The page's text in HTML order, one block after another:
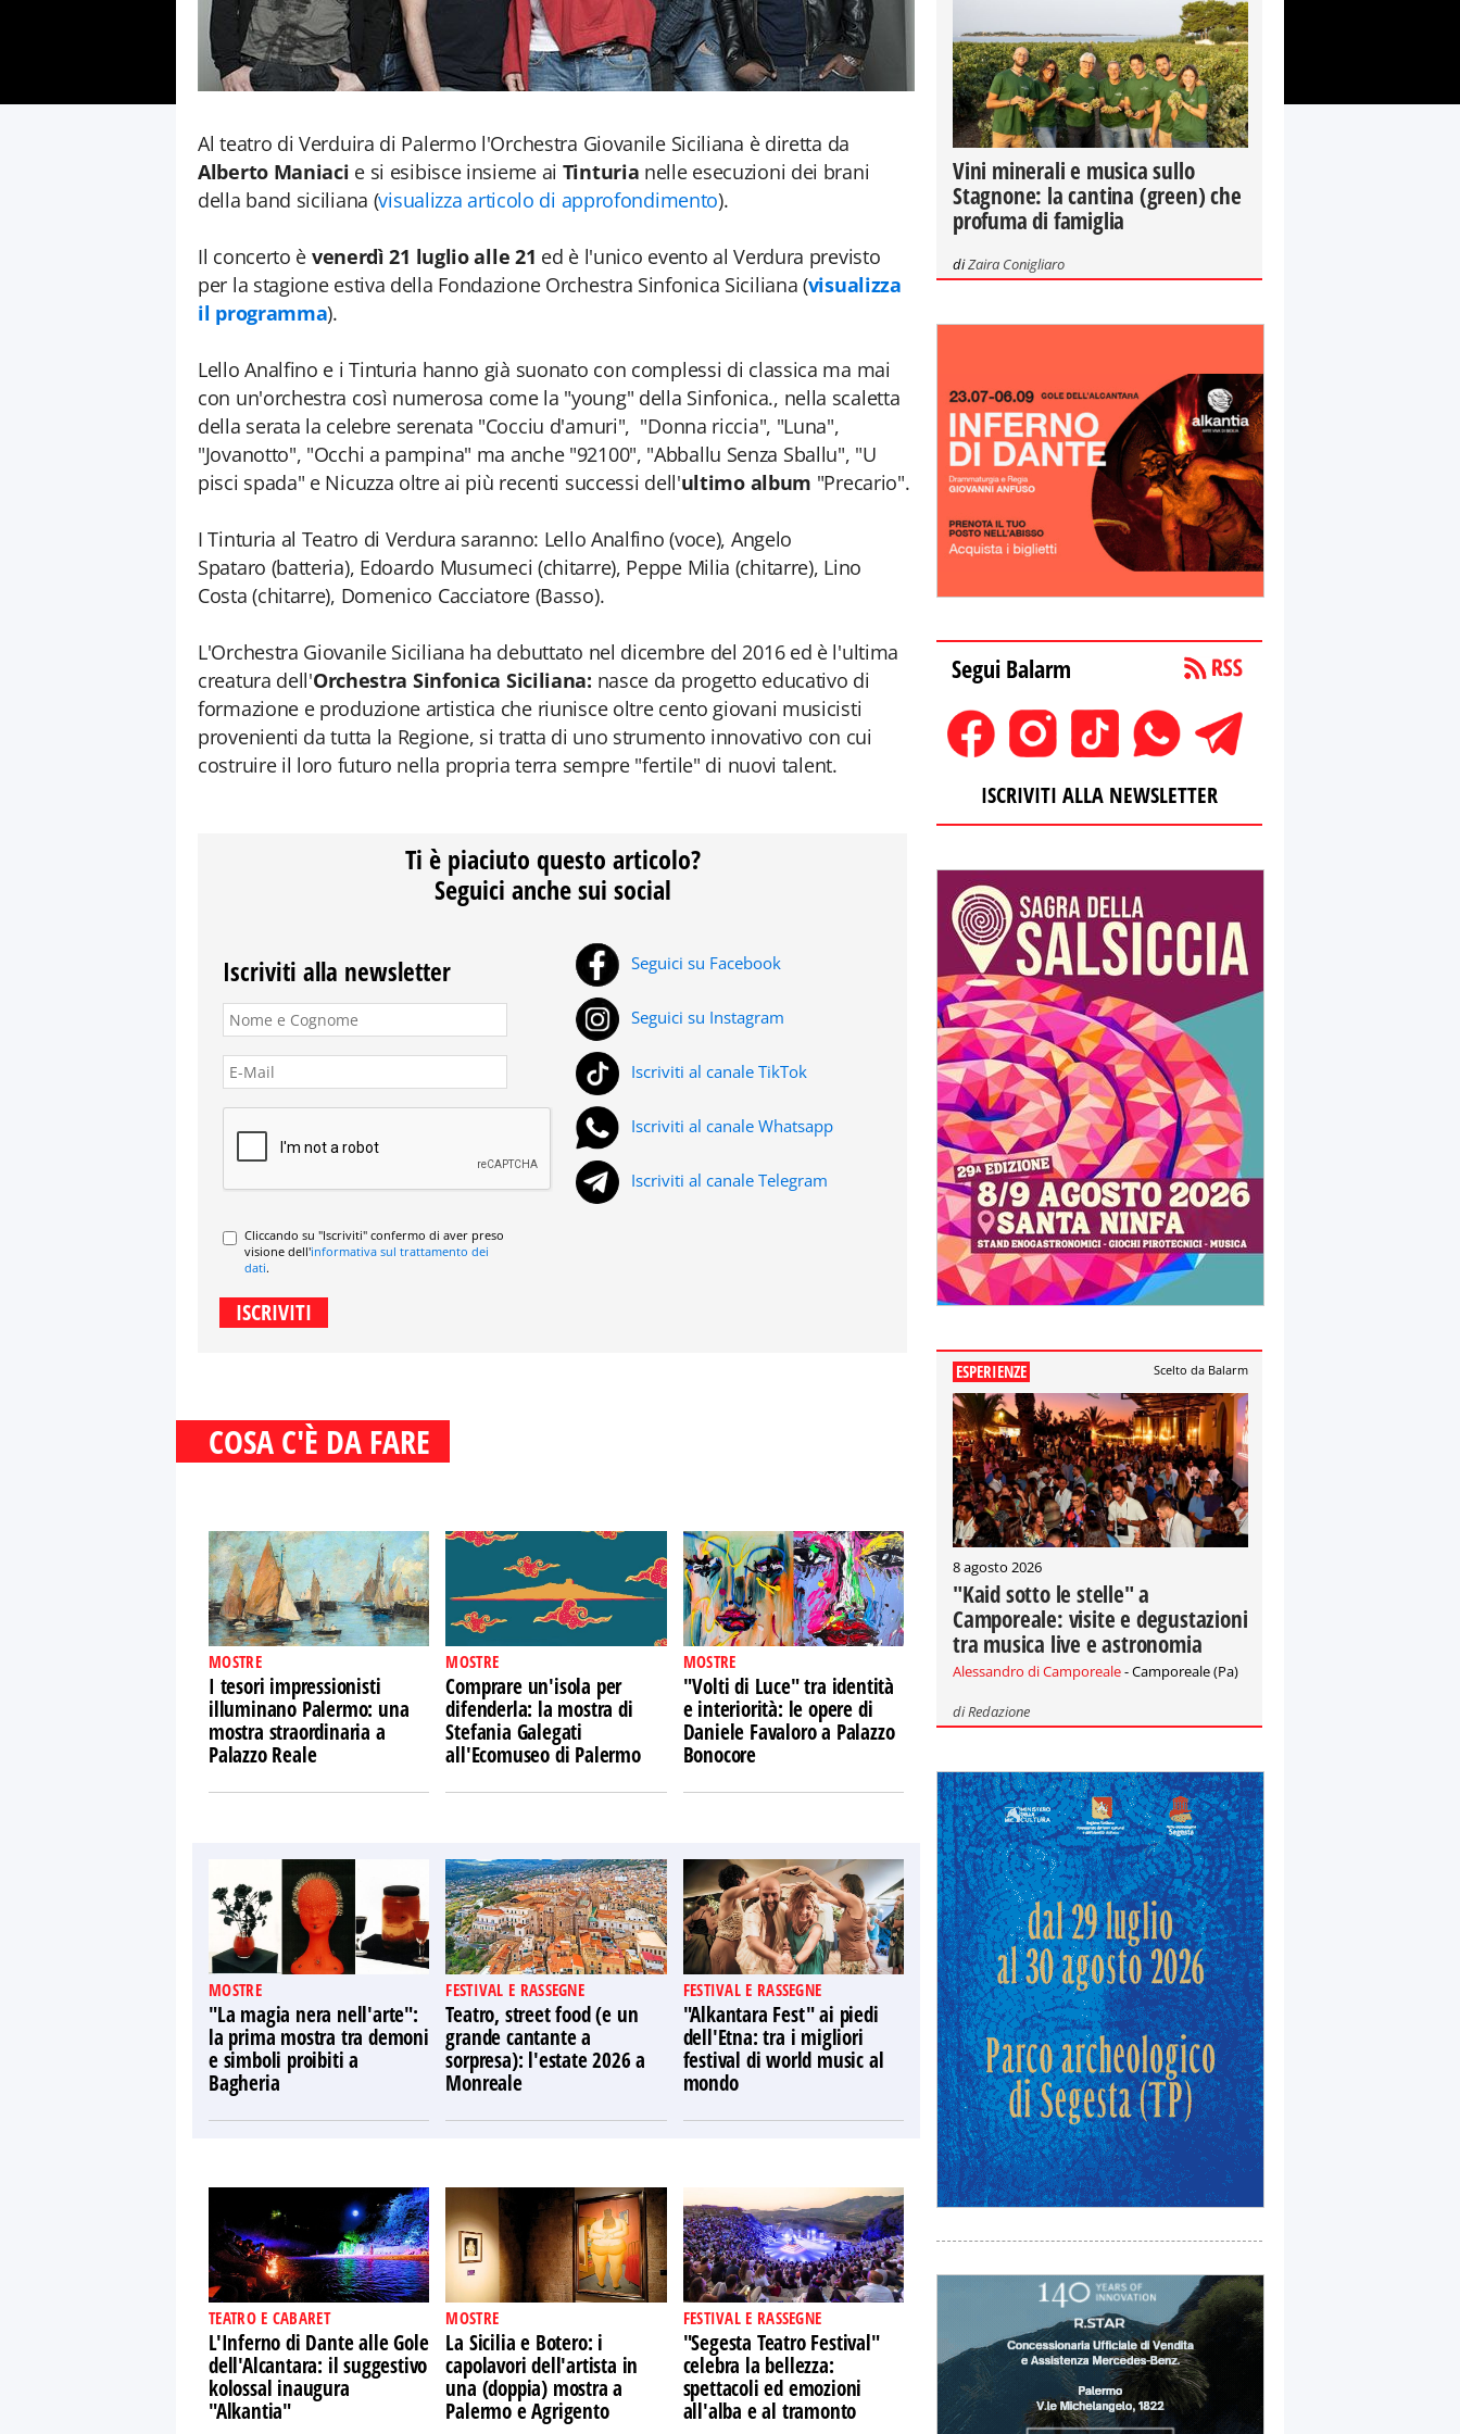
Al teatro di Verduira di Palermo l'Orchestra Giovanile Siciliana è diretta da
Alberto Maniaci e si esibisce insieme ai Tinturia nelle esecuzioni dei brani
della band siciliana (visualizza articolo di approfondimento).
Il concerto è venerdì 21 luglio alle 21 ed è l'unico evento al Verdura previsto
per la stagione estiva della Fondazione Orchestra Sinfonica Siciliana (visualizza
il programma).
Lello Analfino e i Tinturia hanno già suonato con complessi di classica ma mai
con un'orchestra così numerosa come la "young" della Sinfonica., nella scaletta
della serata la celebre serenata "Cocciu d'amuri", "Donna riccia", "Luna",
"Jovanotto", "Occhi a pampina" ma anche "92100", "Abballu Senza Sballu", "U
pisci spada" e Nicuzza oltre ai più recenti successi dell'ultimo album "Precario".
I Tinturia al Teatro di Verdura saranno: Lello Analfino (voce), Angelo
Spataro (batteria), Edoardo Musumeci (chitarre), Peppe Milia (chitarre), Lino
Costa (chitarre), Domenico Cacciatore (Basso).
L'Orchestra Giovanile Siciliana ha debuttato nel dicembre del 2016 ed è l'ultima
creatura dell'Orchestra Sinfonica Siciliana: nasce da progetto educativo di
formazione e produzione artistica che riunisce oltre cento giovani musicisti
provenienti da tutta la Regione, si tratta di uno strumento innovativo con cui
costruire il loro futuro nella propria terra sempre "fertile" di nuovi talent.
Ti è piaciuto questo articolo?
Seguici anche sui social
Iscriviti alla newsletter
Cliccando su "Iscriviti" confermo di aver preso
visione dell'informativa sul trattamento dei
dati.
Seguici su Facebook
Seguici su Instagram
Iscriviti al canale TikTok
Iscriviti al canale Whatsapp
Iscriviti al canale Telegram
COSA C'È DA FARE
MOSTRE
I tesori impressionisti
illuminano Palermo: una
mostra straordinaria a
Palazzo Reale
MOSTRE
Comprare un'isola per
difenderla: la mostra di
Stefania Galegati
all'Ecomuseo di Palermo
MOSTRE
"Volti di Luce" tra identità
e interiorità: le opere di
Daniele Favaloro a Palazzo
Bonocore
MOSTRE
"La magia nera nell'arte":
la prima mostra tra demoni
e simboli proibiti a
Bagheria
FESTIVAL E RASSEGNE
Teatro, street food (e un
grande cantante a
sorpresa): l'estate 2026 a
Monreale
FESTIVAL E RASSEGNE
"Alkantara Fest" ai piedi
dell'Etna: tra i migliori
festival di world music al
mondo
TEATRO E CABARET
L'Inferno di Dante alle Gole
dell'Alcantara: il suggestivo
kolossal inaugura
"Alkantia"
MOSTRE
La Sicilia e Botero: i
capolavori dell'artista in
una (doppia) mostra a
Palermo e Agrigento
FESTIVAL E RASSEGNE
"Segesta Teatro Festival"
celebra la bellezza:
spettacoli ed emozioni
all'alba e al tramonto
Vini minerali e musica sullo
Stagnone: la cantina (green) che
profuma di famiglia
diZaira Conigliaro
Segui Balarm
ISCRIVITI ALLA NEWSLETTER
ESPERIENZE Scelto da Balarm
8 agosto 2026
"Kaid sotto le stelle" a
Camporeale: visite e degustazioni
tra musica live e astronomia
Alessandro di Camporeale- Camporeale (Pa)
diRedazione